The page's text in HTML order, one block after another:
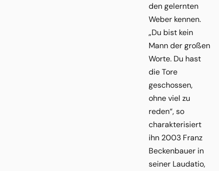
den gelernten
Weber kennen.
„Du bist kein
Mann der großen
Worte. Du hast
die Tore
geschossen,
ohne viel zu
reden“, so
charakterisiert
ihn 2003 Franz
Beckenbauer in
seiner Laudatio,